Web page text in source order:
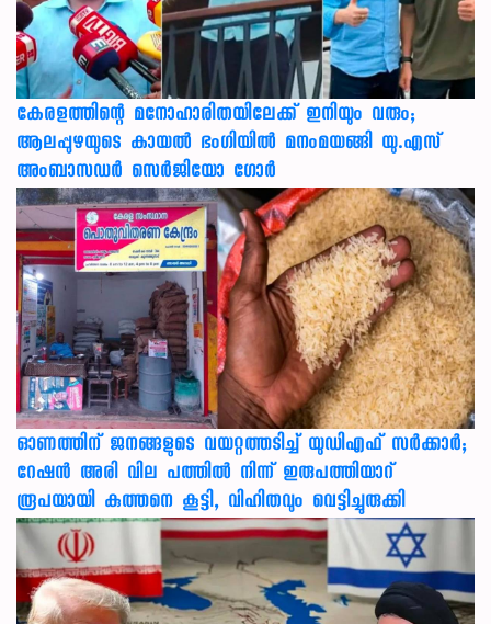
കേരളത്തിന്റെ മനോഹാരിതയിലേക്ക് ഇനിയും വരും;
ആലപ്പുഴയുടെ കായൽ ഭംഗിയിൽ മനംമയങ്ങി യു.എസ്
അംബാസഡർ സെർജിയോ ഗോർ
ഓണത്തിന് ജനങ്ങളുടെ വയറ്റത്തടിച്ച് യുഡിഎഫ് സർക്കാർ;
റേഷൻ അരി വില പത്തിൽ നിന്ന് ഇരുപത്തിയാറ്
രൂപയായി കുത്തനെ കൂട്ടി, വിഹിതവും വെട്ടിച്ചുരുക്കി